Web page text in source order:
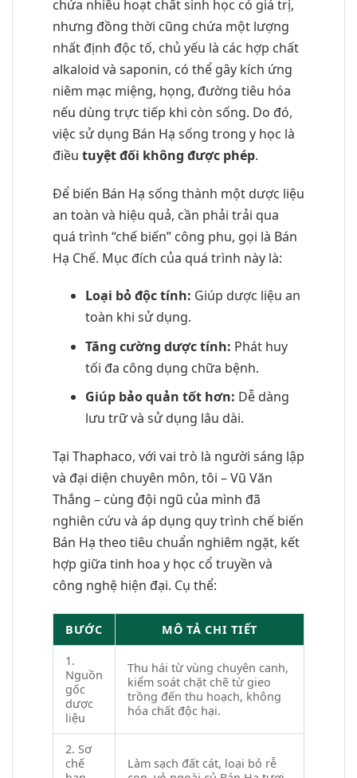
chứa nhiều hoạt chất sinh học có giá trị,
nhưng đồng thời cũng chứa một lượng
nhất định độc tố, chủ yếu là các hợp chất
alkaloid và saponin, có thể gây kích ứng
niêm mạc miệng, họng, đường tiêu hóa
nếu dùng trực tiếp khi còn sống. Do đó,
việc sử dụng Bán Hạ sống trong y học là
điều tuyệt đối không được phép.
Để biến Bán Hạ sống thành một dược liệu
an toàn và hiệu quả, cần phải trải qua
quá trình “chế biến” công phu, gọi là Bán
Hạ Chế. Mục đích của quá trình này là:
Loại bỏ độc tính: Giúp dược liệu an
toàn khi sử dụng.
Tăng cường dược tính: Phát huy
tối đa công dụng chữa bệnh.
Giúp bảo quản tốt hơn: Dễ dàng
lưu trữ và sử dụng lâu dài.
Tại Thaphaco, với vai trò là người sáng lập
và đại diện chuyên môn, tôi – Vũ Văn
Thắng – cùng đội ngũ của mình đã
nghiên cứu và áp dụng quy trình chế biến
Bán Hạ theo tiêu chuẩn nghiêm ngặt, kết
hợp giữa tinh hoa y học cổ truyền và
công nghệ hiện đại. Cụ thể:
BƯỚC MÔ TẢ CHI TIẾT
1.
Nguồn
gốc
dược
liệu
Thu hái từ vùng chuyên canh,
kiểm soát chặt chẽ từ gieo
trồng đến thu hoạch, không
hóa chất độc hại.
2. Sơ
chế
Làm sạch đất cát, loại bỏ rễ